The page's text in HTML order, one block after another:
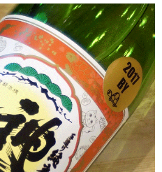
県花巻市）
田県横手市）
市）
市）
）